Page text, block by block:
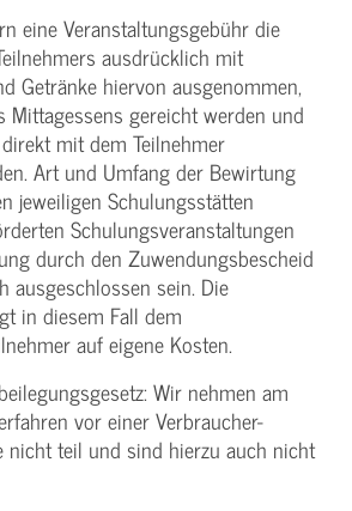
eine Veranstaltungs­gebühr die
ausdrücklich mit
Getränke hiervon ausgenommen,
Mittagessens gereicht werden und
mit dem Teilnehmer
Art und Umfang der Bewirtung
jeweiligen Schulungsstätten
Schulungs­veranstaltungen
durch den Zuwendungs­bescheid
ausgeschlossen sein. Die
in diesem Fall dem
auf eigene Kosten.
Wir nehmen am
vor einer Verbraucher­
nicht teil und sind hierzu auch nicht